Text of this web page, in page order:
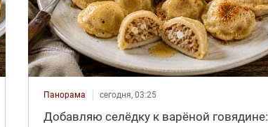
Панорама сегодня, 03:25
Добавляю селёдку к варёной говядине: